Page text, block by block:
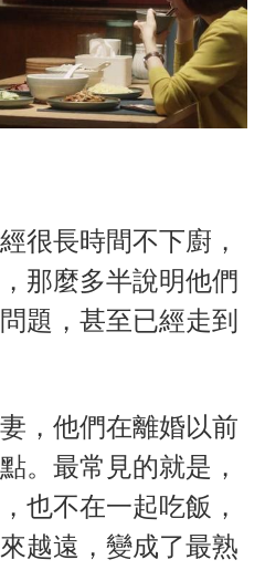
很長時間不下廚，
那麼多半說明他們
題，甚至已經走到
，他們在離婚以前
。最常見的就是，
也不在一起吃飯，
越遠，變成了最熟